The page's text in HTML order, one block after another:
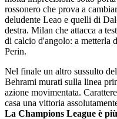
rossonero che prova a
deludente Leao e quelli di
destra. Milan che attacca a
di calcio d'angolo: a metterla
Perin.
Nel finale un altro sussulto
Behrami murati sulla linea
azione movimentata.
casa una vittoria
La Champions League è